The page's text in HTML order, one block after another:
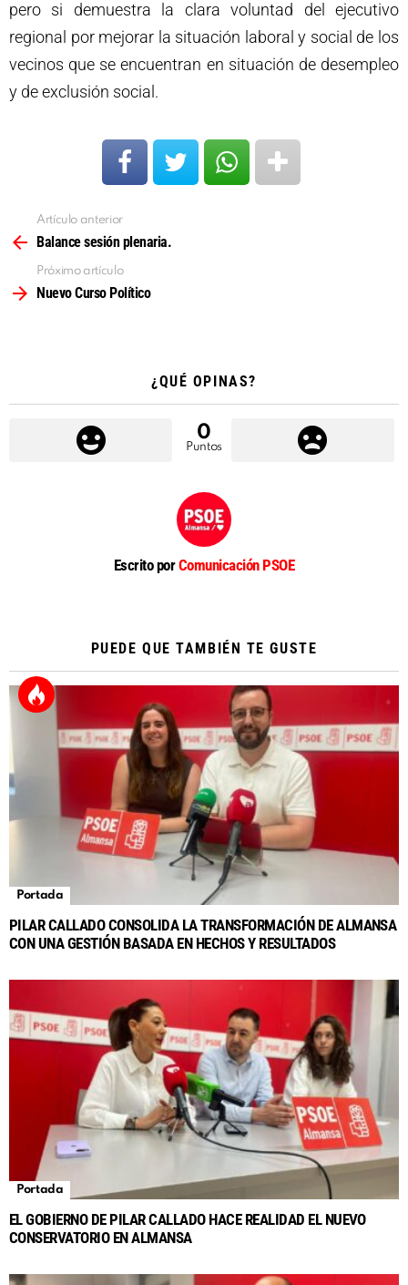
pero si demuestra la clara voluntad del ejecutivo
regional por mejorar la situación laboral y social de los
vecinos que se encuentran en situación de desempleo
y de exclusión social.
más
Artículo anterior
Balance sesión plenaria.
Próximo artículo
Nuevo Curso Político
¿QUÉ OPINAS?
0
Puntos
Escrito porComunicación PSOE
PUEDE QUE TAMBIÉN TE GUSTE
Portada
PILAR CALLADO CONSOLIDA LA TRANSFORMACIÓN DE ALMANSA
CON UNA GESTIÓN BASADA EN HECHOS Y RESULTADOS
Portada
EL GOBIERNO DE PILAR CALLADO HACE REALIDAD EL NUEVO
CONSERVATORIO EN ALMANSA